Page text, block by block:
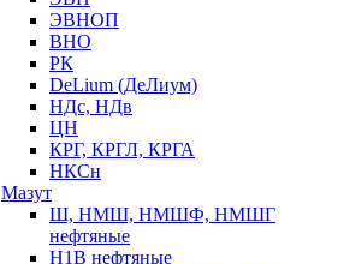
ЭВНОП
ВНО
РК
DeLium (ДеЛиум)
НДс, НДв
ЦН
КРГ, КРГЛ, КРГА
НКСн
Мазут
Ш, НМШ, НМШФ, НМШГ
нефтяные
Н1В нефтяные